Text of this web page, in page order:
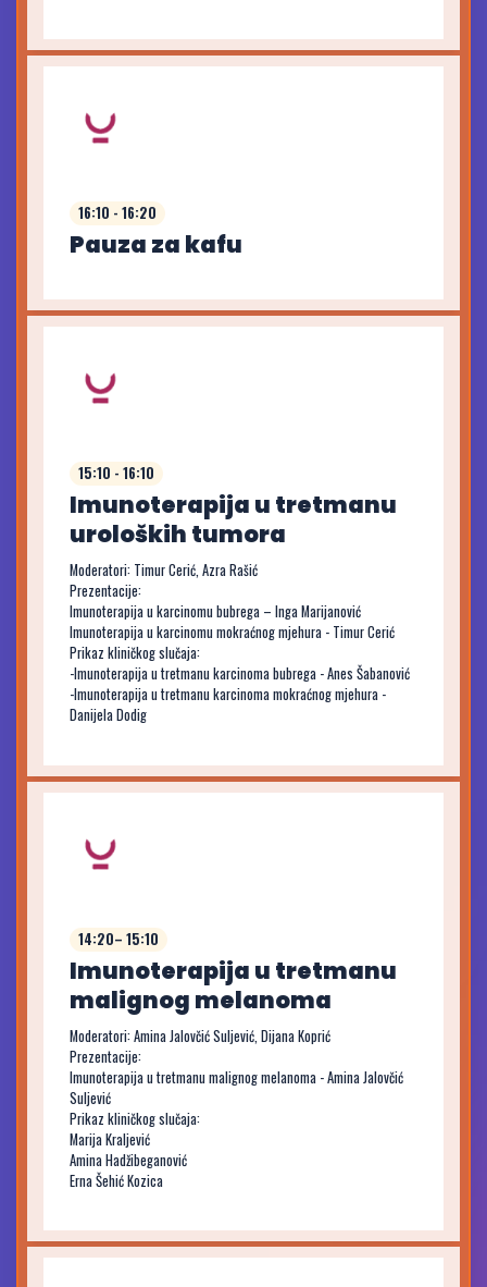
16:10 - 16:20
Pauza za kafu
15:10 - 16:10
Imunoterapija u tretmanu
uroloških tumora
Moderatori: Timur Cerić, Azra Rašić
Prezentacije:
Imunoterapija u karcinomu bubrega – Inga Marijanović
Imunoterapija u karcinomu mokraćnog mjehura - Timur Cerić
Prikaz kliničkog slučaja:
-Imunoterapija u tretmanu karcinoma bubrega - Anes Šabanović
-Imunoterapija u tretmanu karcinoma mokraćnog mjehura -
Danijela Dodig
14:20– 15:10
Imunoterapija u tretmanu
malignog melanoma
Moderatori: Amina Jalovčić Suljević, Dijana Koprić
Prezentacije:
Imunoterapija u tretmanu malignog melanoma - Amina Jalovčić
Suljević
Prikaz kliničkog slučaja:
Marija Kraljević
Amina Hadžibeganović
Erna Šehić Kozica